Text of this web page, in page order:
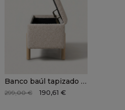
Banco baúl tapizado crema BOLZAN
299,00 € 190,61 €